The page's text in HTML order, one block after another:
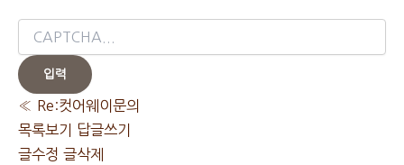
«
Re:컷어웨이문의
목록보기
답글쓰기
글수정 글삭제